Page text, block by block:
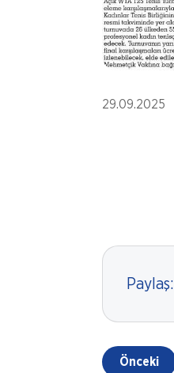
29.09.2025
Paylaş:
Önceki